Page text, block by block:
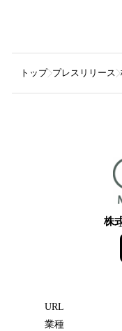
トップ プレスリリース
株
URL
業種